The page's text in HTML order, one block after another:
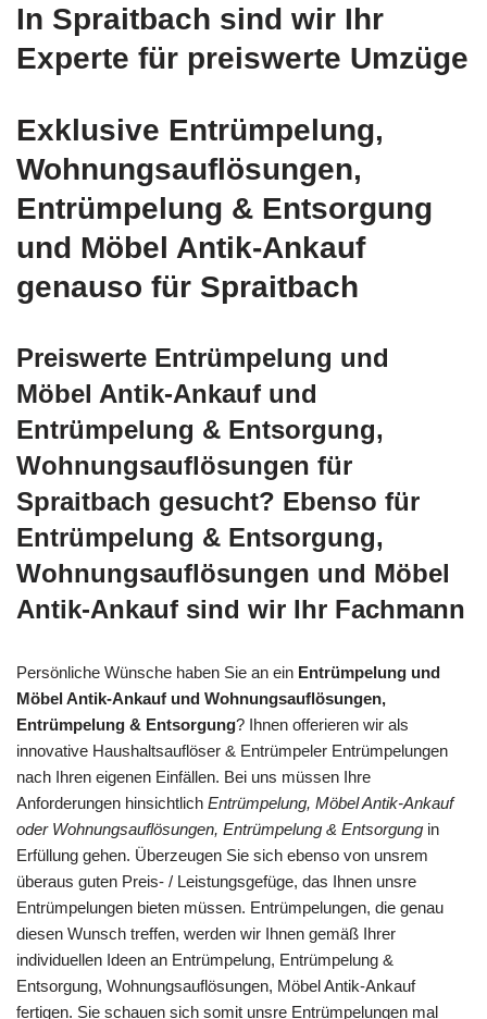
In Spraitbach sind wir Ihr
Experte für preiswerte Umzüge
Exklusive Entrümpelung,
Wohnungsauflösungen,
Entrümpelung & Entsorgung
und Möbel Antik-Ankauf
genauso für Spraitbach
Preiswerte Entrümpelung und
Möbel Antik-Ankauf und
Entrümpelung & Entsorgung,
Wohnungsauflösungen für
Spraitbach gesucht? Ebenso für
Entrümpelung & Entsorgung,
Wohnungsauflösungen und Möbel
Antik-Ankauf sind wir Ihr Fachmann
Persönliche Wünsche haben Sie an ein Entrümpelung und
Möbel Antik-Ankauf und Wohnungsauflösungen,
Entrümpelung & Entsorgung? Ihnen offerieren wir als
innovative Haushaltsauflöser & Entrümpeler Entrümpelungen
nach Ihren eigenen Einfällen. Bei uns müssen Ihre
Anforderungen hinsichtlich Entrümpelung, Möbel Antik-Ankauf
oder Wohnungsauflösungen, Entrümpelung & Entsorgung in
Erfüllung gehen. Überzeugen Sie sich ebenso von unsrem
überaus guten Preis- / Leistungsgefüge, das Ihnen unsre
Entrümpelungen bieten müssen. Entrümpelungen, die genau
diesen Wunsch treffen, werden wir Ihnen gemäß Ihrer
individuellen Ideen an Entrümpelung, Entrümpelung &
Entsorgung, Wohnungsauflösungen, Möbel Antik-Ankauf
fertigen. Sie schauen sich somit unsre Entrümpelungen mal